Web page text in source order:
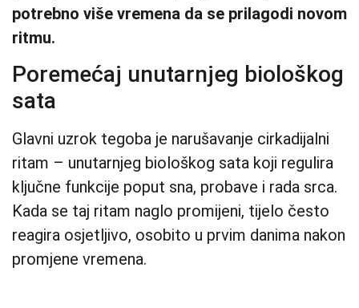
potrebno više vremena da se prilagodi novom
ritmu.
Poremećaj unutarnjeg biološkog
sata
Glavni uzrok tegoba je narušavanje cirkadijalni
ritam – unutarnjeg biološkog sata koji regulira
ključne funkcije poput sna, probave i rada srca.
Kada se taj ritam naglo promijeni, tijelo često
reagira osjetljivo, osobito u prvim danima nakon
promjene vremena.